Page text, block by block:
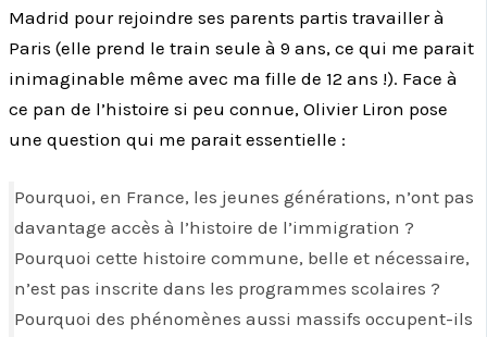
Madrid pour rejoindre ses parents partis travailler à
Paris (elle prend le train seule à 9 ans, ce qui me parait
inimaginable même avec ma fille de 12 ans !). Face à
ce pan de l’histoire si peu connue, Olivier Liron pose
une question qui me parait essentielle :
Pourquoi, en France, les jeunes générations, n’ont pas
davantage accès à l’histoire de l’immigration ?
Pourquoi cette histoire commune, belle et nécessaire,
n’est pas inscrite dans les programmes scolaires ?
Pourquoi des phénomènes aussi massifs occupent-ils